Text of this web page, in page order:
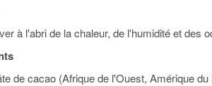
à l'abri de la chaleur, de l'humidité et des
de cacao (Afrique de l'Ouest, Amérique